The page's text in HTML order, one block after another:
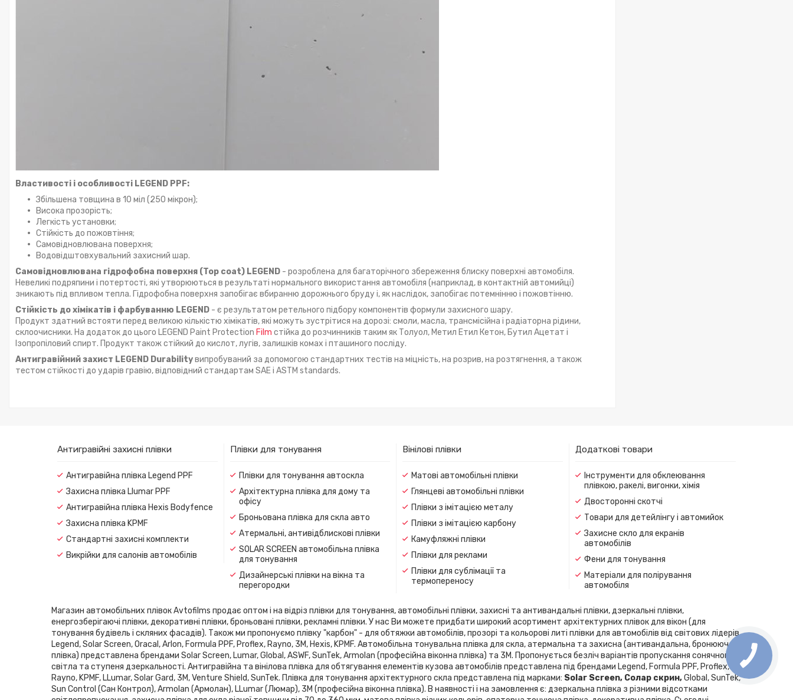
Властивості і особливості LEGEND PPF:
Збільшена товщина в 10 міл (250 мікрон);
Висока прозорість;
Легкість установки;
Стійкість до пожовтіння;
Самовідновлювана поверхня;
Водовідштовхувальний захисний шар.
Самовідновлювана гідрофобна поверхня (Top coat) LEGEND - розроблена для багаторічного збереження блиску поверхні автомобіля.
Невеликі подряпини і потертості, які утворюються в результаті нормального використання автомобіля (наприклад, в контактній автомийці)
зникають під впливом тепла. Гідрофобна поверхня запобігає вбиранню дорожнього бруду і, як наслідок, запобігає потемнінню і пожовтінню.
Стійкість до хімікатів і фарбуванню LEGEND - є результатом ретельного підбору компонентів формули захисного шару.
Продукт здатний встояти перед великою кількістю хімікатів, які можуть зустрітися на дорозі: смоли, масла, трансмісійна і радіаторна рідини,
склоочисники. На додаток до цього LEGEND Paint Protection Film стійка до розчинників таким як Толуол, Метил Етил Кетон, Бутил Ацетат і
Ізопропіловий спирт. Продукт також стійкий до кислот, лугів, залишків комах і пташиного посліду.
Антигравійний захист LEGEND Durabilityвипробуваний за допомогою стандартних тестів на міцність, на розрив, на розтягнення, а також
тестом стійкості до ударів гравію, відповідний стандартам SAE і ASTM standards.
Антигравійні захисні плівки
Антигравійна плівка Legend PPF
Захисна плівка Llumar PPF
Антигравійна плівка Hexis Bodyfence
Захисна плівка KPMF
Стандартні захисні комплекти
Викрійки для салонів автомобілів
Плівки для тонування
Плівки для тонування автоскла
Архітектурна плівка для дому та
офісу
Броньована плівка для скла авто
Атермальні, антивідблискові плівки
SOLAR SCREEN автомобільна плівка
для тонування
Дизайнерські плівки на вікна та
перегородки
Вінілові плівки
Матові автомобільні плівки
Глянцеві автомобільні плівки
Плівки з імітацією металу
Плівки з імітацією карбону
Камуфляжні плівки
Плівки для реклами
Плівки для сублімації та
термопереносу
Додаткові товари
Інструменти для обклеювання
плівкою, ракелі, вигонки, хімія
Двосторонні скотчі
Товари для детейлінгу і автомийок
Захисне скло для екранів
автомобілів
Фени для тонування
Матеріали для полірування
автомобіля
Магазин автомобільних плівок Avtofilms продає оптом і на відріз плівки для тонування, автомобільні плівки, захисні та антивандальні плівки, дзеркальні плівки,
енергозберігаючі плівки, декоративні плівки, броньовані плівки, рекламні плівки. У нас Ви можете придбати широкий асортимент архітектурних плівок для вікон (для
тонування будівель і скляних фасадів). Також ми пропонуємо плівку "карбон" - для обтяжки автомобілів, прозорі та кольорові литі плівки для автомобілів від світових лідерів
Legend, Solar Screen, Oracal, Arlon, Formula PPF, Proflex, Rayno, 3М, Hexis, KPMF. Автомобільна тонувальна плівка для скла, атермальна та захисна (антивандальна, бронююча
плівка) представлена ​​брендами Solar Screen, Lumar, Global, ASWF, SunTek, Armolan (професійна віконна плівка) та 3М. Пропонується безліч варіантів пропускання сонячного
світла та ступеня дзеркальності. Антигравійна та вінілова плівка для обтягування елементів кузова автомобілів представлена ​​під брендами Legend, Formula PPF, Proflex,
Rayno, KPMF, LLumar, Solar Gard, 3M, Venture Shield, SunTek. Плівка для тонування архітектурного скла представлена ​​під марками: Solar Screen, Cолар скрин,Global, SunTek,
Sun Control (Сан Контрол), Armolan (Армолан), LLumar (Люмар), 3М (професійна віконна плівка). В наявності і на замовлення є: дзеркальна плівка з різними відсотками